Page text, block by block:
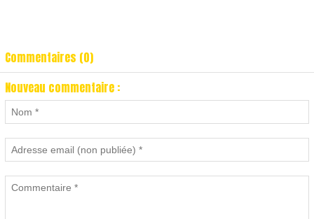
Commentaires (0)
Nouveau commentaire :